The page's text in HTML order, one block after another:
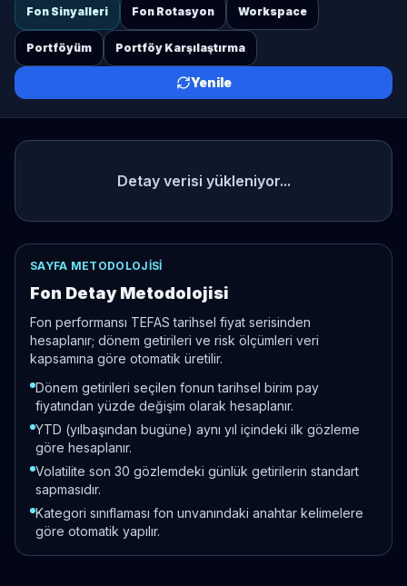
Fon Sinyalleri Fon Rotasyon Workspace
Portföyüm Portföy Karşılaştırma
Yenile
Detay verisi yükleniyor...
SAYFA METODOLOJISI
Fon Detay Metodolojisi
Fon performansı TEFAS tarihsel fiyat serisinden
hesaplanır; dönem getirileri ve risk ölçümleri veri
kapsamına göre otomatik üretilir.
Dönem getirileri seçilen fonun tarihsel birim pay
fiyatından yüzde değişim olarak hesaplanır.
YTD (yılbaşından bugüne) aynı yıl içindeki ilk gözleme
göre hesaplanır.
Volatilite son 30 gözlemdeki günlük getirilerin standart
sapmasıdır.
Kategori sınıflaması fon unvanındaki anahtar kelimelere
göre otomatik yapılır.